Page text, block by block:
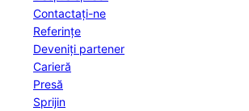
Contactați-ne
Referințe
Deveniți partener
Carieră
Presă
Sprijin